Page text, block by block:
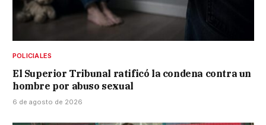
POLICIALES
El Superior Tribunal ratificó la condena contra un
hombre por abuso sexual
6 de agosto de 2026